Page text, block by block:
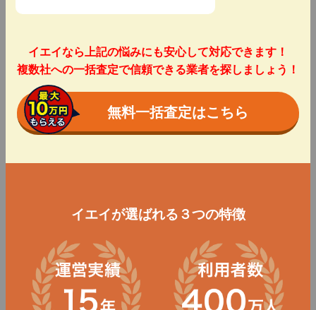
イエイなら上記の悩みにも安心して対応できます！
複数社への一括査定で信頼できる業者を探しましょう！
無料一括査定はこちら
イエイが選ばれる３つの特徴